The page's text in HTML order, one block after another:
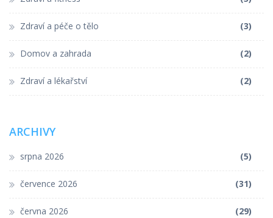
Zdraví a péče o tělo (3)
Domov a zahrada (2)
Zdraví a lékařství (2)
ARCHIVY
srpna 2026 (5)
července 2026 (31)
června 2026 (29)